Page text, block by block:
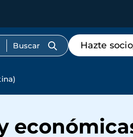
Menú
de
destacados
Hazte